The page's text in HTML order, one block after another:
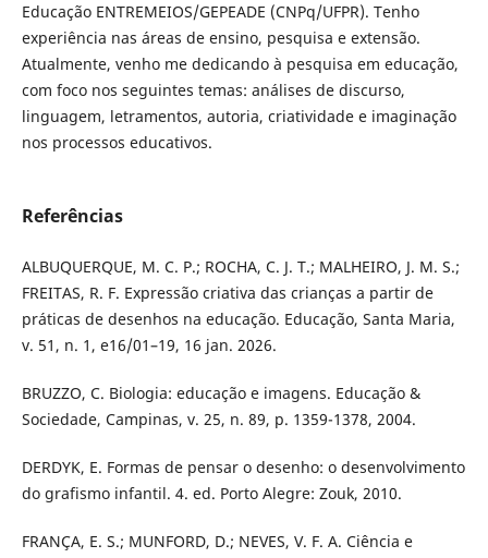
Educação ENTREMEIOS/GEPEADE (CNPq/UFPR). Tenho
experiência nas áreas de ensino, pesquisa e extensão.
Atualmente, venho me dedicando à pesquisa em educação,
com foco nos seguintes temas: análises de discurso,
linguagem, letramentos, autoria, criatividade e imaginação
nos processos educativos.
Referências
ALBUQUERQUE, M. C. P.; ROCHA, C. J. T.; MALHEIRO, J. M. S.;
FREITAS, R. F. Expressão criativa das crianças a partir de
práticas de desenhos na educação. Educação, Santa Maria,
v. 51, n. 1, e16/01–19, 16 jan. 2026.
BRUZZO, C. Biologia: educação e imagens. Educação &
Sociedade, Campinas, v. 25, n. 89, p. 1359-1378, 2004.
DERDYK, E. Formas de pensar o desenho: o desenvolvimento
do grafismo infantil. 4. ed. Porto Alegre: Zouk, 2010.
FRANÇA, E. S.; MUNFORD, D.; NEVES, V. F. A. Ciência e